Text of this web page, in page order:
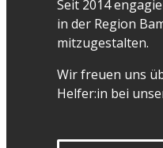
Seit 2014
in der Region
mitzugestalten.
Wir freuen uns
Helfer:in bei